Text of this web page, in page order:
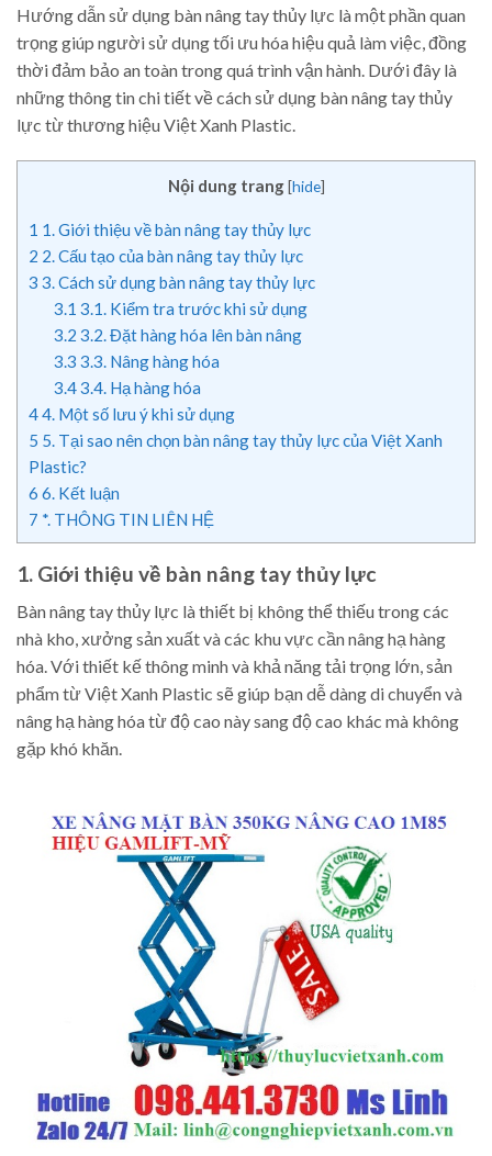
Hướng dẫn sử dụng bàn nâng tay thủy lực là một phần quan
trọng giúp người sử dụng tối ưu hóa hiệu quả làm việc, đồng
thời đảm bảo an toàn trong quá trình vận hành. Dưới đây là
những thông tin chi tiết về cách sử dụng bàn nâng tay thủy
lực từ thương hiệu Việt Xanh Plastic.
Nội dung trang [hide]
1 1. Giới thiệu về bàn nâng tay thủy lực
2 2. Cấu tạo của bàn nâng tay thủy lực
3 3. Cách sử dụng bàn nâng tay thủy lực
3.1 3.1. Kiểm tra trước khi sử dụng
3.2 3.2. Đặt hàng hóa lên bàn nâng
3.3 3.3. Nâng hàng hóa
3.43.4. Hạ hàng hóa
44. Một số lưu ý khi sử dụng
5 5. Tại sao nên chọn bàn nâng tay thủy lực của Việt Xanh
Plastic?
6 6. Kết luận
7 *. THÔNG TIN LIÊN HỆ
1. Giới thiệu về bàn nâng tay thủy lực
Bàn nâng tay thủy lực là thiết bị không thể thiếu trong các
nhà kho, xưởng sản xuất và các khu vực cần nâng hạ hàng
hóa. Với thiết kế thông minh và khả năng tải trọng lớn, sản
phẩm từ Việt Xanh Plastic sẽ giúp bạn dễ dàng di chuyển và
nâng hạ hàng hóa từ độ cao này sang độ cao khác mà không
gặp khó khăn.